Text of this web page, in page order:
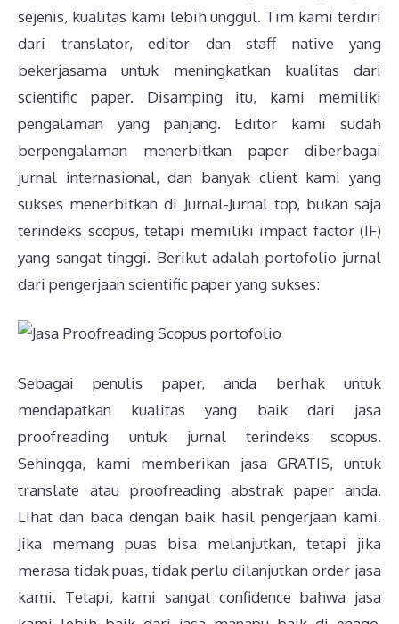
sejenis, kualitas kami lebih unggul. Tim kami terdiri
dari translator, editor dan staff native yang
bekerjasama untuk meningkatkan kualitas dari
scientific paper. Disamping itu, kami memiliki
pengalaman yang panjang. Editor kami sudah
berpengalaman menerbitkan paper diberbagai
jurnal internasional, dan banyak client kami yang
sukses menerbitkan di Jurnal-Jurnal top, bukan saja
terindeks scopus, tetapi memiliki impact factor (IF)
yang sangat tinggi. Berikut adalah portofolio jurnal
dari pengerjaan scientific paper yang sukses:
Sebagai penulis paper, anda berhak untuk
mendapatkan kualitas yang baik dari jasa
proofreading untuk jurnal terindeks scopus.
Sehingga, kami memberikan jasa GRATIS, untuk
translate atau proofreading abstrak paper anda.
Lihat dan baca dengan baik hasil pengerjaan kami.
Jika memang puas bisa melanjutkan, tetapi jika
merasa tidak puas, tidak perlu dilanjutkan order jasa
kami. Tetapi, kami sangat confidence bahwa jasa